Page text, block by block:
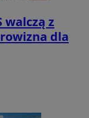
walczą z
dla